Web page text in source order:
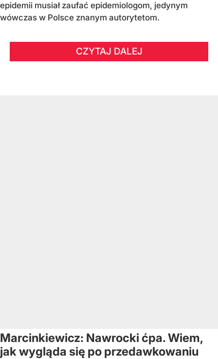
epidemii musiał zaufać epidemiologom, jedynym
wówczas w Polsce znanym autorytetom.
CZYTAJ DALEJ
Marcinkiewicz: Nawrocki ćpa. Wiem,
jak wygląda się po przedawkowaniu